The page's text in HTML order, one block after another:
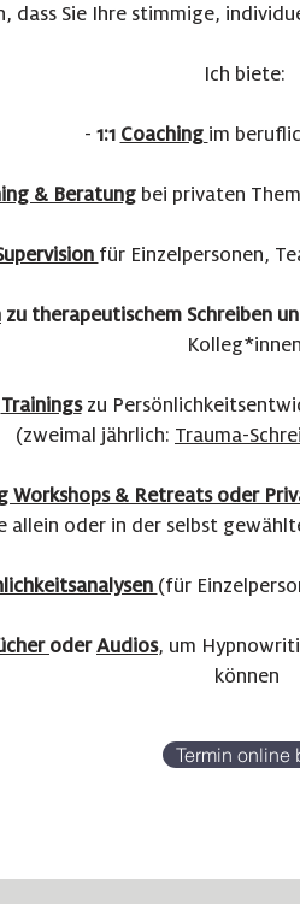
dass Sie Ihre stimmige,
Ich biete:
- 1:1 Coaching im
& Beratung bei privaten
für Einzelpersonen,
zu therapeutischem Schreiben
Kolleg*innen
Trainings zu
(zweimal jährlich: Trauma-
Workshops & Retreats oder
allein oder in der selbst
(für
oderAudios, um
können
Termin online